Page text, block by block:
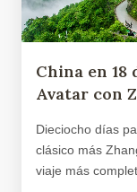
China en
Avatar con
Dieciocho días
clásico más
viaje más